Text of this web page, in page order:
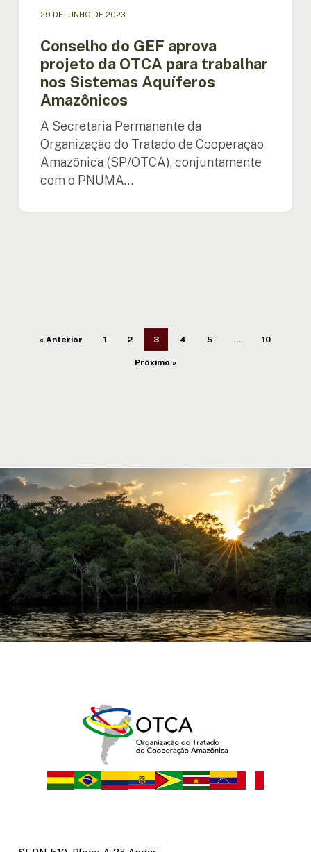
29 DE JUNHO DE 2023
Conselho do GEF aprova
projeto da OTCA para trabalhar
nos Sistemas Aquíferos
Amazônicos
A Secretaria Permanente da
Organização do Tratado de Cooperação
Amazônica (SP/OTCA), conjuntamente
com o PNUMA…
« Anterior 1 2 3 4 5 … 10
Próximo »